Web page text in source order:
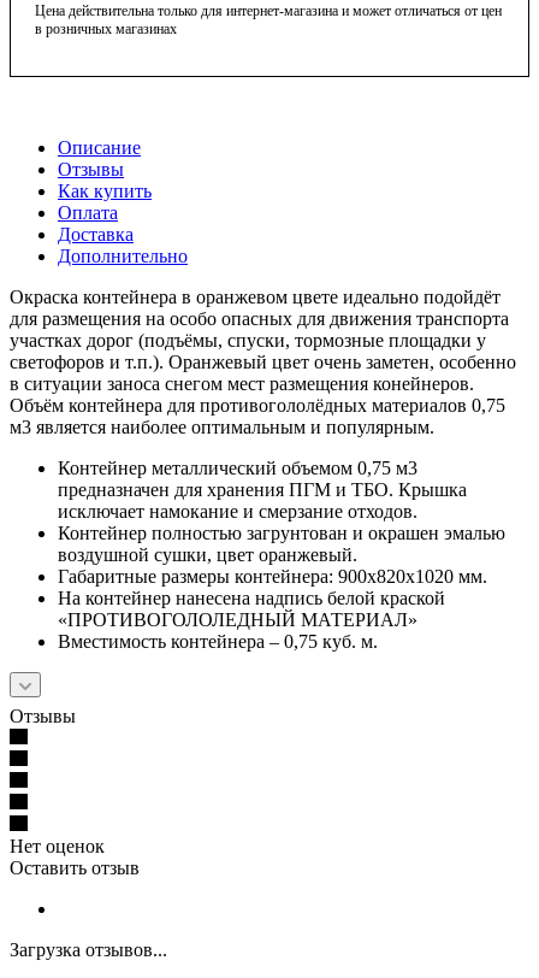
Цена действительна только для интернет-магазина и может отличаться от цен
в розничных магазинах
Описание
Отзывы
Как купить
Оплата
Доставка
Дополнительно
Окраска контейнера в оранжевом цвете идеально подойдёт
для размещения на особо опасных для движения транспорта
участках дорог (подъёмы, спуски, тормозные площадки у
светофоров и т.п.). Оранжевый цвет очень заметен, особенно
в ситуации заноса снегом мест размещения конейнеров.
Объём контейнера для противогололёдных материалов 0,75
м3 является наиболее оптимальным и популярным.
Контейнер металлический объемом 0,75 м3
предназначен для хранения ПГМ и ТБО. Крышка
исключает намокание и смерзание отходов.
Контейнер полностью загрунтован и окрашен эмалью
воздушной сушки, цвет оранжевый.
Габаритные размеры контейнера: 900х820х1020 мм.
На контейнер нанесена надпись белой краской
«ПРОТИВОГОЛОЛЕДНЫЙ МАТЕРИАЛ»
Вместимость контейнера – 0,75 куб. м.
Отзывы
Нет оценок
Оставить отзыв
Загрузка отзывов...